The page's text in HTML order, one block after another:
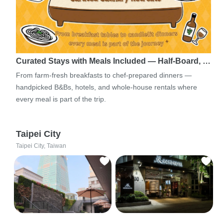
Curated Stays with Meals Included — Half-Board, …
From farm-fresh breakfasts to chef-prepared dinners —
handpicked B&Bs, hotels, and whole-house rentals where
every meal is part of the trip.
Taipei City
Taipei City, Taiwan